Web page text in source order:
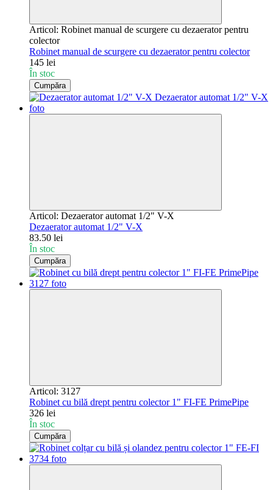
Articol: Robinet manual de scurgere cu dezaerator pentru
colector
Robinet manual de scurgere cu dezaerator pentru colector
145 lei
În stoc
Cumpăra
Articol: Dezaerator automat 1/2" V-X
Dezaerator automat 1/2" V-X
83.50 lei
În stoc
Cumpăra
Articol: 3127
Robinet cu bilă drept pentru colector 1" FI-FE PrimePipe
326 lei
În stoc
Cumpăra